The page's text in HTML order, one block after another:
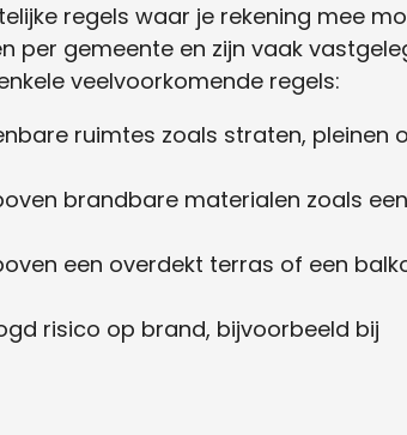
regels waar je rekening mee
per gemeente en zijn vaak
veelvoorkomende regels:
ruimtes zoals straten, pleinen
brandbare materialen zoals een
een overdekt terras of een
risico op brand, bijvoorbeeld bij